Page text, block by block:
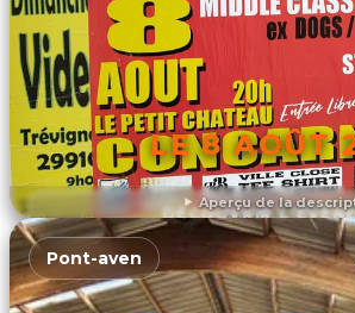
Aperçu de la
LE 8 AOÛT
DÉCOUVRIR
Pont-aven